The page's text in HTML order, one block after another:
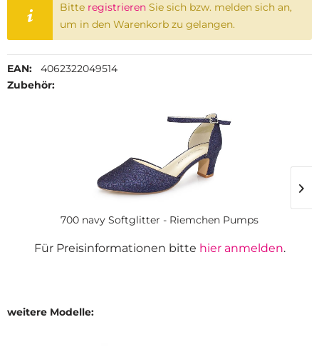
Bitte registrieren Sie sich bzw. melden sich an,
um in den Warenkorb zu gelangen.
EAN:
4062322049514
Zubehör:
700 navy Softglitter - Riemchen Pumps
Für Preisinformationen bitte hier anmelden.
weitere Modelle: